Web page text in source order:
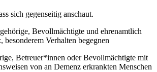
Bevollmächtigte und ehrenamtlich
besonderem Verhalten begegnen
Betreuer*innen oder Bevollmächtigte mit
von an Demenz erkrankten Menschen